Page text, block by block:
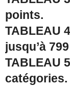
points.
TABLEAU
jusqu’à
TABLEAU
catégories.